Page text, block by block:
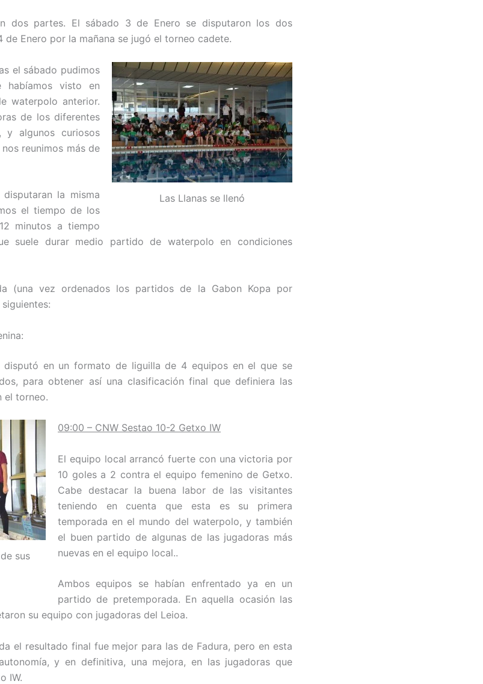
dos partes. El sábado 3 de Enero se disputaron los dos
Enero por la mañana se jugó el torneo cadete.
Las Llanas se llenó
el sábado pudimos
visto en
waterpolo anterior.
de los diferentes
y algunos curiosos
reunimos más de
la misma
el tiempo de los
minutos a tiempo
suele durar medio partido de waterpolo en condiciones
(una vez ordenados los partidos de la Gabon Kopa por
disputó en un formato de liguilla de 4 equipos en el que se
para obtener así una clasificación final que definiera las
el torneo.
sus
09:00 – CNW Sestao 10-2 Getxo IW
El equipo local arrancó fuerte con una victoria por
10 goles a 2 contra el equipo femenino de Getxo.
Cabe destacar la buena labor de las visitantes
teniendo en cuenta que esta es su primera
temporada en el mundo del waterpolo, y también
el buen partido de algunas de las jugadoras más
nuevas en el equipo local..
Ambos equipos se habían enfrentado ya en un
partido de pretemporada. En aquella ocasión las
su equipo con jugadoras del Leioa.
el resultado final fue mejor para las de Fadura, pero en esta
y en definitiva, una mejora, en las jugadoras que
IW.